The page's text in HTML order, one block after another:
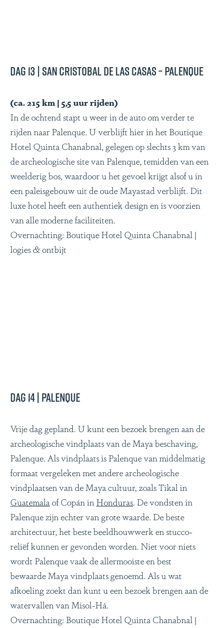
Dag 13 | San Cristobal de las Casas – Palenque
(ca. 215 km | 5,5 uur rijden)
In de ochtend stapt u weer in de auto om verder te
rijden naar Palenque. U verblijft hier in het Boutique
Hotel Quinta Chanabnal, gelegen op slechts 3 km van
de archeologische site van Palenque, temidden van een
weelderig bos, waardoor u het gevoel krijgt alsof u in
een paleisgebouw uit de oude Mayastad verblijft. Dit
luxe hotel heeft een authentiek design en is voorzien
van alle moderne faciliteiten.
Overnachting: Boutique Hotel Quinta Chanabnal |
logies & ontbijt
Dag 14 | Palenque
Vrije dag gepland. U kunt een bezoek brengen aan de
archeologische vindplaats van de Maya beschaving,
Palenque. Als vindplaats is Palenque van middelmatig
formaat vergeleken met andere archeologische
vindplaatsen van de Maya cultuur, zoals Tikal in
Guatemalaof Copán in Honduras. De vondsten in
Palenque zijn echter van grote waarde. De beste
architectuur, het beste beeldhouwwerk en stucco-
reliëf kunnen er gevonden worden. Niet voor niets
wordt Palenque vaak de allermooiste en best
bewaarde Maya vindplaats genoemd. Als u wat
afkoeling zoekt dan kunt u een bezoek brengen aan de
watervallen van Misol-Há.
Overnachting: Boutique Hotel Quinta Chanabnal |